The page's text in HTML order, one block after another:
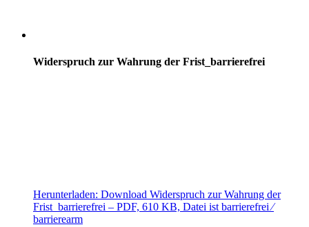
Widerspruch zur Wahrung der Frist_barrierefrei
Herunterladen: Download Widerspruch zur Wahrung der
Frist_barrierefrei – PDF, 610 KB, Datei ist barrierefrei ⁄
barrierearm